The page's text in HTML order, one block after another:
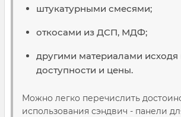
штукатурными смесями;
откосами из ДСП, МДФ;
другими материалами исходя
доступности и цены.
Можно легко перечислить
использования сэндвич - панели